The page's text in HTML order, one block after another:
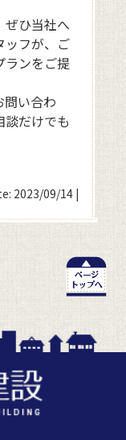
ぜひ当社へ
ッフが、ご
ランをご提
問い合わ
だけでも
2023/09/14 |